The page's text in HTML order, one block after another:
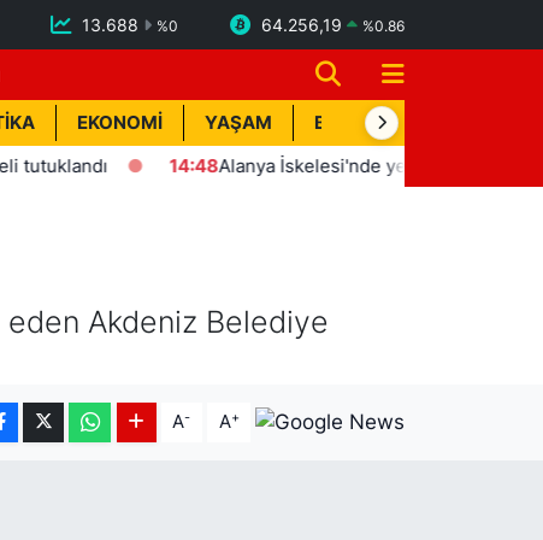
13.688 %0 64.256,19 %0.86
EKONOMİ YAŞAM BİK İLAN
14:48Alanya İskelesi'nde yeni dönemi başlatan protokol
Akdeniz Belediye
A- A+